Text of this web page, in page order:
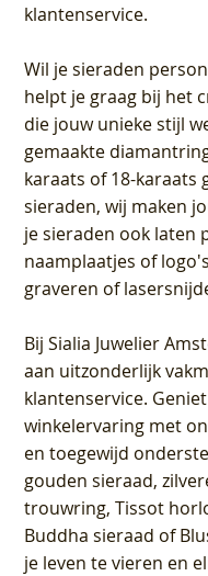
klantenservice.
Wil je sieraden
helpt je graag bij het
die jouw unieke stijl
gemaakte
karaats of 18-karaats
sieraden, wij maken
je sieraden ook laten
naamplaatjes of
graveren of
BijSialia Juwelier
aan uitzonderlijk
klantenservice.
winkelervaring met
en toegewijd
gouden sieraad,
trouwring, Tissot
Buddha sieraad of
je leven te vieren en